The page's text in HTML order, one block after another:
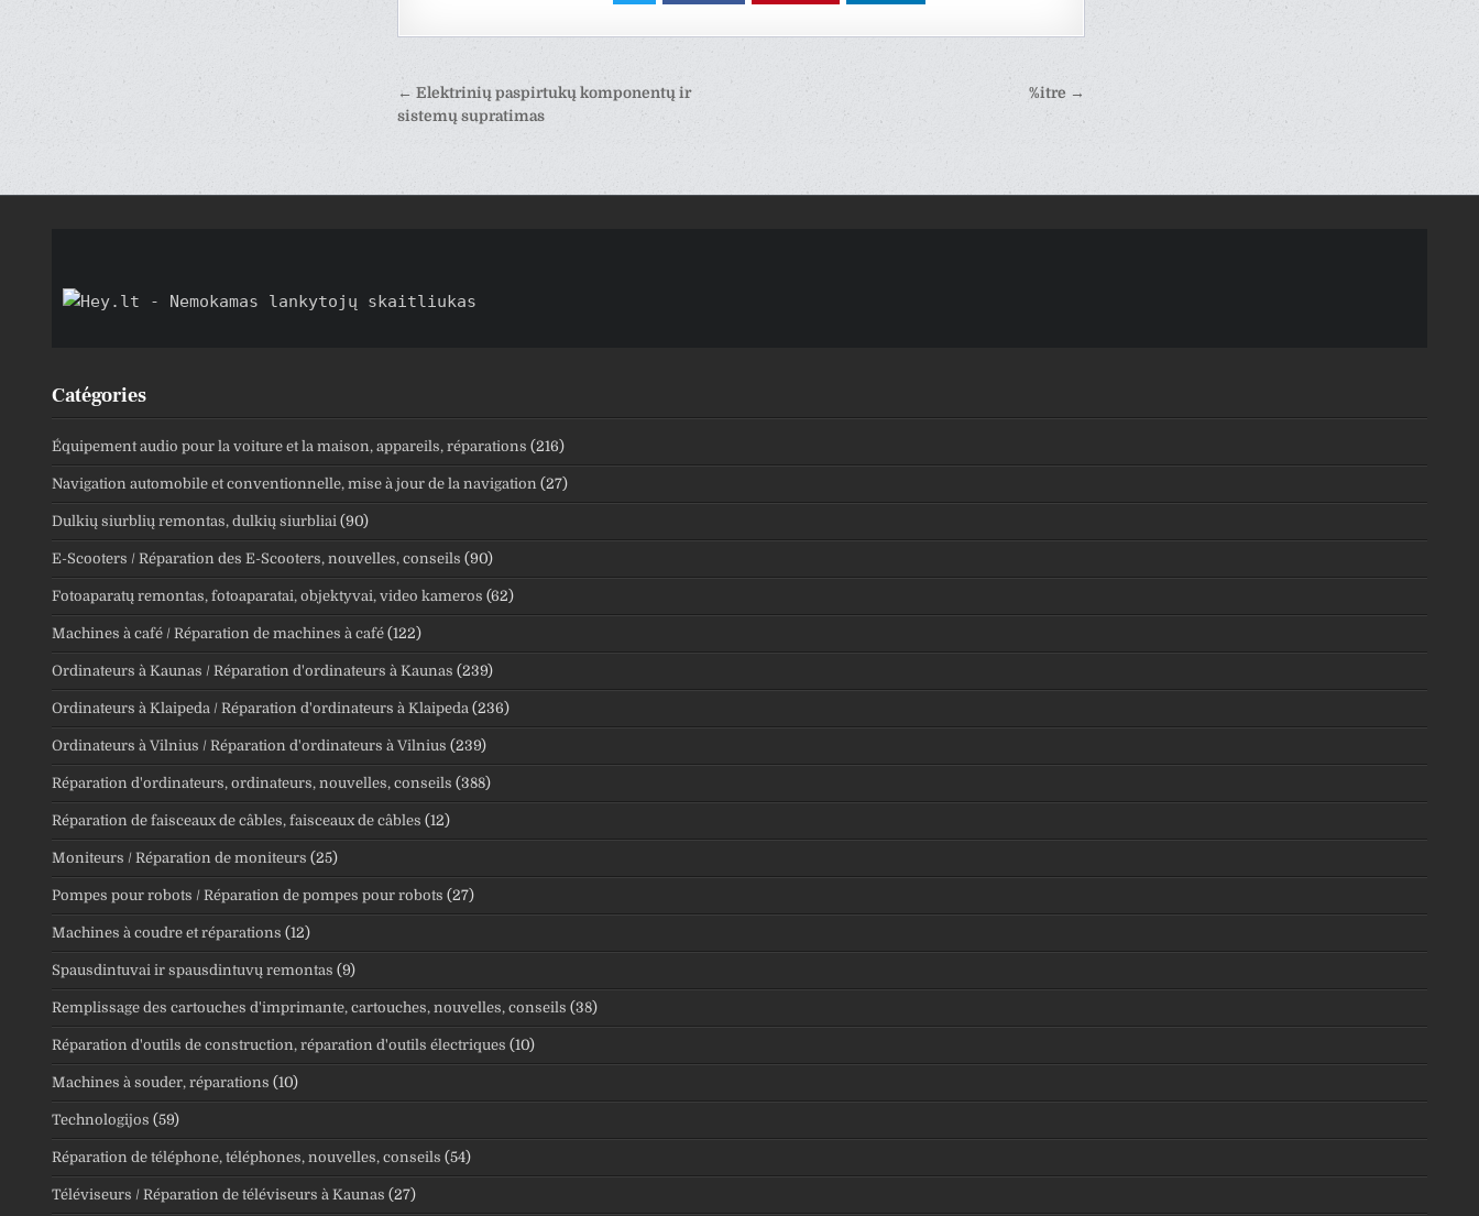
Navigation
de
%itre →
← Elektrinių paspirtukų komponentų ir
sistemų supratimas
Catégories
Équipement audio pour la voiture et la maison, appareils, réparations (216)
Navigation automobile et conventionnelle, mise à jour de la navigation (27)
Dulkių siurblių remontas, dulkių siurbliai (90)
E-Scooters / Réparation des E-Scooters, nouvelles, conseils (90)
Fotoaparatų remontas, fotoaparatai, objektyvai, video kameros (62)
Machines à café / Réparation de machines à café (122)
Ordinateurs à Kaunas / Réparation d'ordinateurs à Kaunas (239)
Ordinateurs à Klaipeda / Réparation d'ordinateurs à Klaipeda (236)
Ordinateurs à Vilnius / Réparation d'ordinateurs à Vilnius (239)
Réparation d'ordinateurs, ordinateurs, nouvelles, conseils (388)
Réparation de faisceaux de câbles, faisceaux de câbles (12)
Moniteurs / Réparation de moniteurs (25)
Pompes pour robots / Réparation de pompes pour robots (27)
Machines à coudre et réparations (12)
Spausdintuvai ir spausdintuvų remontas (9)
Remplissage des cartouches d'imprimante, cartouches, nouvelles, conseils (38)
Réparation d'outils de construction, réparation d'outils électriques (10)
Machines à souder, réparations (10)
Technologijos (59)
Réparation de téléphone, téléphones, nouvelles, conseils (54)
Téléviseurs / Réparation de téléviseurs à Kaunas (27)